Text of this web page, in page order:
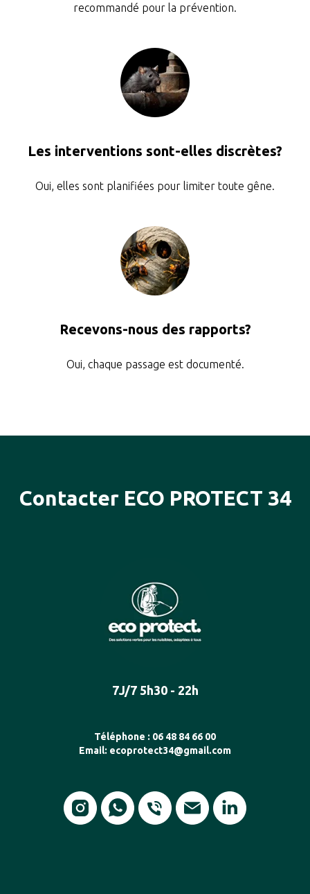
recommandé pour la prévention.
Les interventions sont-elles discrètes?
Oui, elles sont planifiées pour limiter toute gêne.
Recevons-nous des rapports?
Oui, chaque passage est documenté.
Contacter ECO PROTECT 34
7J/7 5h30 - 22h
Téléphone : 06 48 84 66 00
Email: ecoprotect34@gmail.com